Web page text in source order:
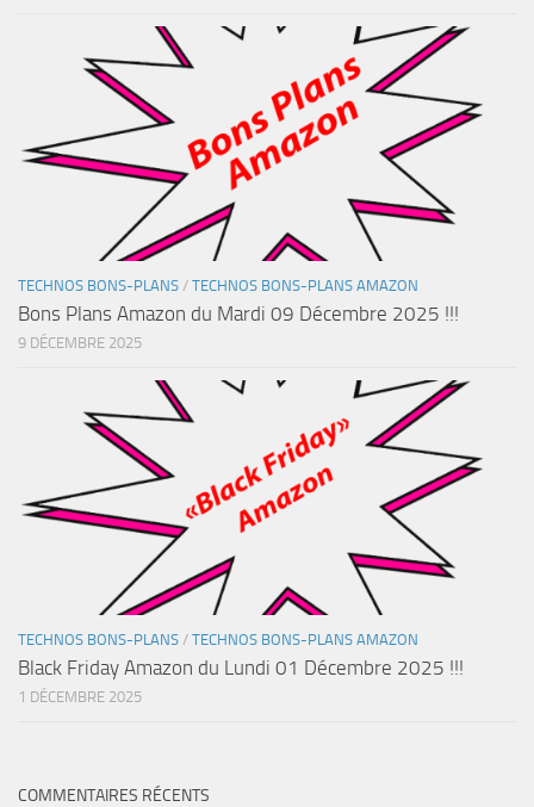
TECHNOS BONS-PLANS / TECHNOS BONS-PLANS AMAZON
Bons Plans Amazon du Mardi 09 Décembre 2025 !!!
9 DÉCEMBRE 2025
TECHNOS BONS-PLANS / TECHNOS BONS-PLANS AMAZON
Black Friday Amazon du Lundi 01 Décembre 2025 !!!
1 DÉCEMBRE 2025
COMMENTAIRES RÉCENTS